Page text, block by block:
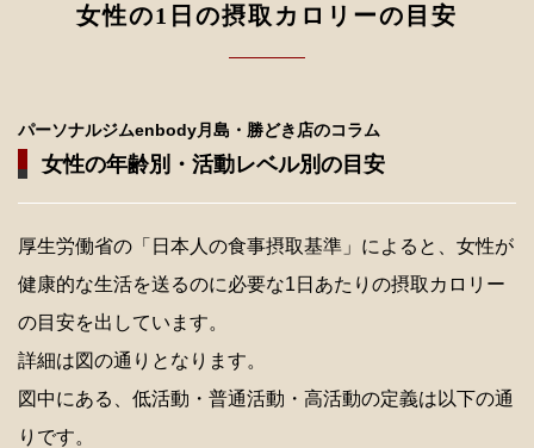
女性の1日の摂取カロリーの目安
パーソナルジムenbody月島・勝どき店のコラム
女性の年齢別・活動レベル別の目安
厚生労働省の「日本人の食事摂取基準」によると、女性が
健康的な生活を送るのに必要な1日あたりの摂取カロリー
の目安を出しています。
詳細は図の通りとなります。
図中にある、低活動・普通活動・高活動の定義は以下の通
りです。